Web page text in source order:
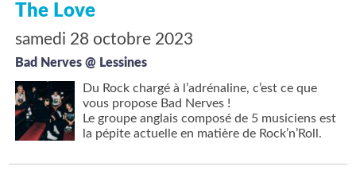
The Love
samedi 28 octobre 2023
Bad Nerves @ Lessines
Du Rock chargé à l’adrénaline, c’est ce que
vous propose Bad Nerves !
Le groupe anglais composé de 5 musiciens est
la pépite actuelle en matière de Rock’n’Roll.